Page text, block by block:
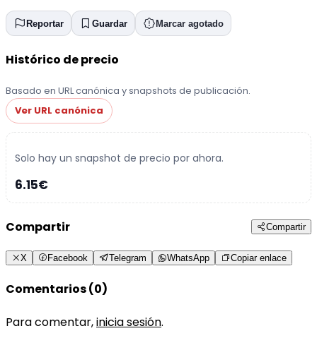
Reportar Guardar Marcar agotado
Histórico de precio
Basado en URL canónica y snapshots de publicación.
Ver URL canónica
Solo hay un snapshot de precio por ahora.
6.15€
Compartir Compartir
X Facebook Telegram WhatsApp Copiar enlace
Comentarios (0)
Para comentar,inicia sesión.